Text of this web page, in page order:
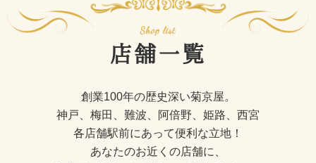
店舗一覧
創業100年の歴史深い菊京屋。
神戸、梅田、難波、阿倍野、姫路、西宮
各店舗駅前にあって便利な立地！
あなたのお近くの店舗に、